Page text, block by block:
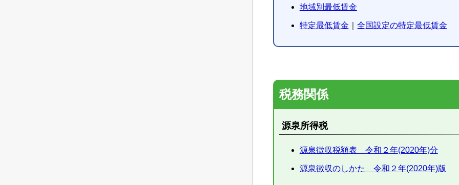
地域別最低賃金
特定最低賃金 全国設定の特定最低賃金
税務関係
源泉所得税
源泉徴収税額表 令和２年(2020年)分
源泉徴収のしかた 令和２年(2020年)版